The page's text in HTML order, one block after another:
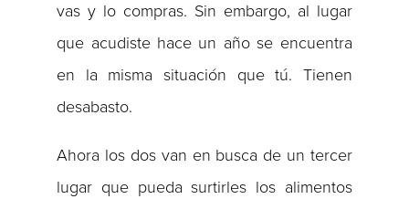
vas y lo compras. Sin embargo, al lugar
que acudiste hace un año se encuentra
en la misma situación que tú. Tienen
desabasto.
Ahora los dos van en busca de un tercer
lugar que pueda surtirles los alimentos